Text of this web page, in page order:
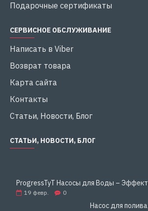
Подарочные сертификаты
СЕРВИСНОЕ ОБСЛУЖИВАНИЕ
Написать в Viber
Возврат товара
Карта сайта
Контакты
Статьи, Новости, Блог
СТАТЬИ, НОВОСТИ, БЛОГ
19 февр. 0
Насос для полива